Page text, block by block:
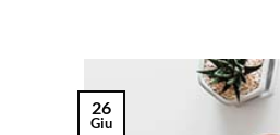
26
Giu